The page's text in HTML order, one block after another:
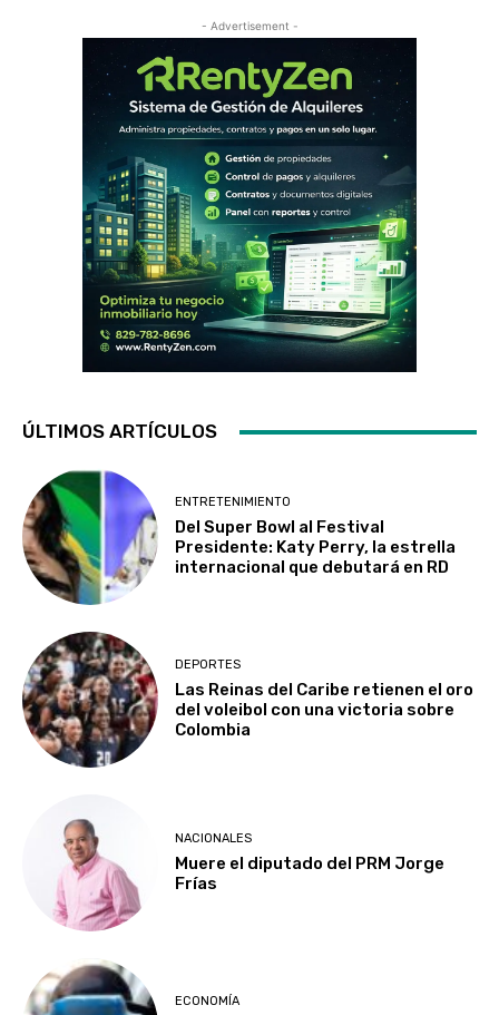
- Advertisement -
ÚLTIMOS ARTÍCULOS
ENTRETENIMIENTO
Del Super Bowl al Festival
Presidente: Katy Perry, la estrella
internacional que debutará en RD
DEPORTES
Las Reinas del Caribe retienen el oro
del voleibol con una victoria sobre
Colombia
NACIONALES
Muere el diputado del PRM Jorge
Frías
ECONOMÍA